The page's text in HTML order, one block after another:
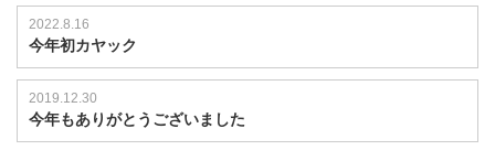
2022.8.16
今年初カヤック
2019.12.30
今年もありがとうございました